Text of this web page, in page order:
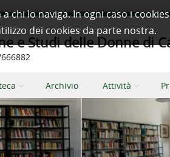
e Studi delle Donne di
Archivio Attività
chi lo naviga. In ogni caso i
dei cookies da parte nostra.